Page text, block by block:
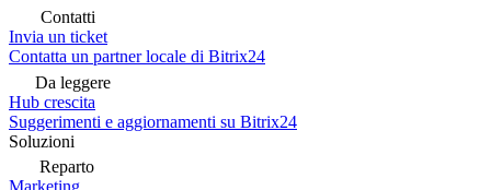
Contatti
Invia un ticket
Contatta un partner locale di Bitrix24
Da leggere
Hub crescita
Suggerimenti e aggiornamenti su Bitrix24
Soluzioni
Reparto
Marketing